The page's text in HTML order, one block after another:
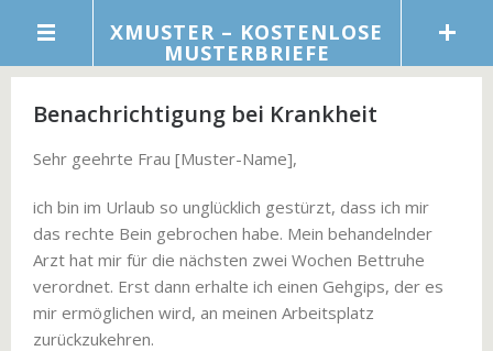
XMUSTER – KOSTENLOSE
MUSTERBRIEFE
Benachrichtigung bei Krankheit
Sehr geehrte Frau [Muster-Name],
ich bin im Urlaub so unglücklich gestürzt, dass ich mir
das rechte Bein gebrochen habe. Mein behandelnder
Arzt hat mir für die nächsten zwei Wochen Bettruhe
verordnet. Erst dann erhalte ich einen Gehgips, der es
mir ermöglichen wird, an meinen Arbeitsplatz
zurückzukehren.